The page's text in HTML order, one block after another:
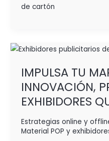
de cartón
IMPULSA TU
INNOVACIÓN,
EXHIBIDORES
Estrategias online y
Material POP y
IMPULSA
MARCA
CON
INNOVACIÓN,
Y
EXHIBIDORES